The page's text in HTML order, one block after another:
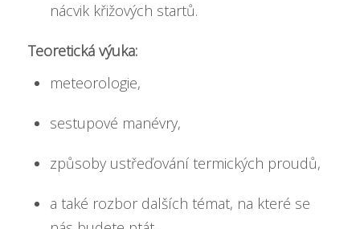
nácvik křižových startů.
Teoretická výuka:
meteorologie,
sestupové manévry,
způsoby ustřeďování termických proudů,
a také rozbor dalších témat, na které se